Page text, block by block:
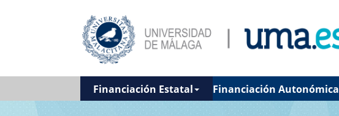
Financiación Estatal Financiación Autonómica